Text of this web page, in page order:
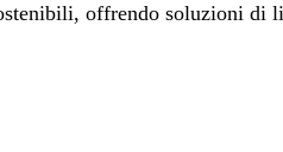
offrendo soluzioni di